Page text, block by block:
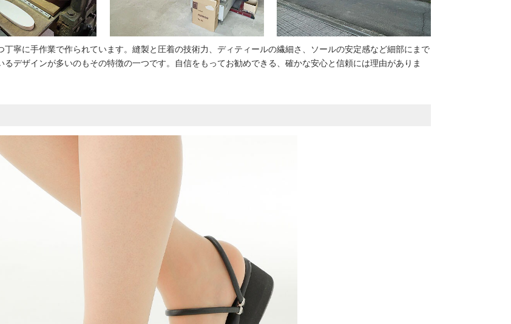
寧に手作業で作られています。縫製と圧着の技術力、ディティールの繊細さ、ソールの安定感など細部にまで
デザインが多いのもその特徴の一つです。自信をもってお勧めできる、確かな安心と信頼には理由がありま